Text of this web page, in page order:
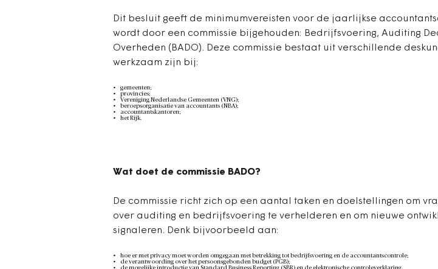
Dit besluit geeft de minimumvereisten voor de jaarlijkse
wordt door een commissie bijgehouden: Bedrijfsvoering, Auditing
Overheden (BADO). Deze commissie bestaat uit verschillende
werkzaam zijn bij:
gemeenten;
provincies;
Vereniging Nederlandse Gemeenten (VNG);
beroepsorganisatie van accountants (NBA);
accountantskantoren;
het Rijk.
Wat doet de commissie BADO?
De commissie richt zich op een aantal taken en doelstellingen om
over auditing en bedrijfsvoering te verhelderen en om nieuwe
signaleren. Denk bijvoorbeeld aan:
hoe er met privacy moet worden omgegaan met betrekking tot bedrijfsvoering en de accountantscontrole;
de verantwoording over het persoonsgebonden budget (PGB);
de mogelijke introductie van Standard Business Reporting (SBR) en de elektronische controleverklaring.